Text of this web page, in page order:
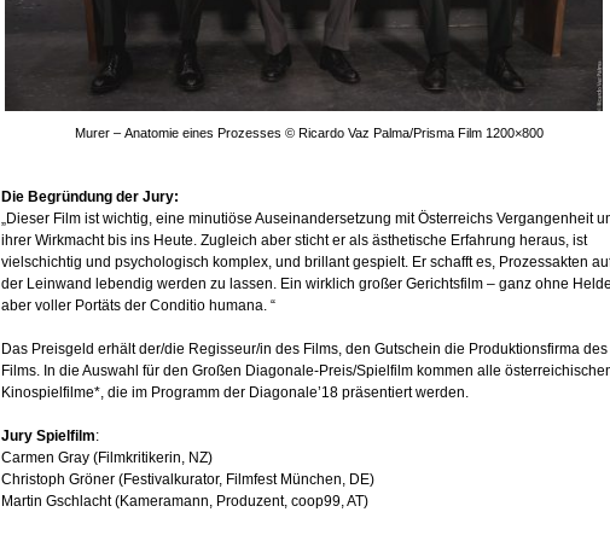
Murer – Anatomie eines Prozesses © Ricardo Vaz Palma/Prisma Film 1200×800
Die Begründung der Jury:
„Dieser Film ist wichtig, eine minutiöse Auseinandersetzung mit Österreichs Vergangenheit
ihrer Wirkmacht bis ins Heute. Zugleich aber sticht er als ästhetische Erfahrung heraus, ist
vielschichtig und psychologisch komplex, und brillant gespielt. Er schafft es, Prozessakten
der Leinwand lebendig werden zu lassen. Ein wirklich großer Gerichtsfilm – ganz ohne
aber voller Portäts der Conditio humana. “
Das Preisgeld erhält der/die Regisseur/in des Films, den Gutschein die Produktionsfirma des
Films. In die Auswahl für den Großen Diagonale-Preis/Spielfilm kommen alle
Kinospielfilme*, die im Programm der Diagonale’18 präsentiert werden.
Jury Spielfilm:
Carmen Gray (Filmkritikerin, NZ)
Christoph Gröner (Festivalkurator, Filmfest München, DE)
Martin Gschlacht (Kameramann, Produzent, coop99, AT)